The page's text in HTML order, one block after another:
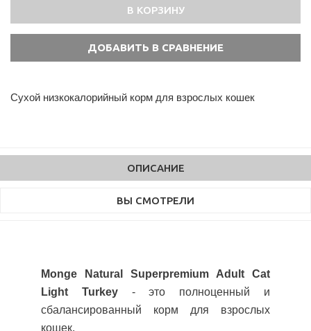
В КОРЗИНУ
Сухой низкокалорийный корм для взрослых кошек
ОПИСАНИЕ
ВЫ СМОТРЕЛИ
Monge Natural Superpremium Adult Cat
Light Turkey- это полноценный и
сбалансированный корм для взрослых
кошек.